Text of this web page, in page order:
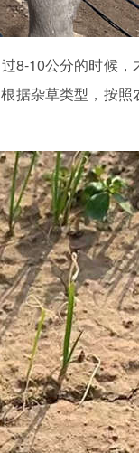
8-10公分的时候，
据杂草类型，按照